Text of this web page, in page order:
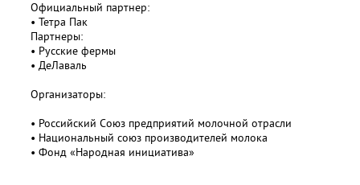
Официальный партнер:
• Тетра Пак
Партнеры:
• Русские фермы
• ДеЛаваль
Организаторы:
• Российский Союз предприятий молочной отрасли
• Национальный союз производителей молока
• Фонд «Народная инициатива»